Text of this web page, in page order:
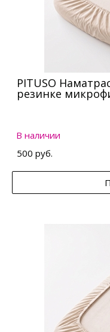
PITUSO
резинке
В наличии
500 руб.